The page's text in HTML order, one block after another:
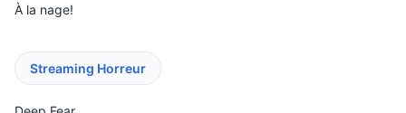
À la nage!
Streaming Horreur